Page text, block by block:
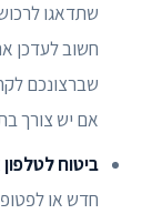
שתדאגו
חשוב לעדכן
שברצונכם
אם יש צורך
ביטוח
חדש או